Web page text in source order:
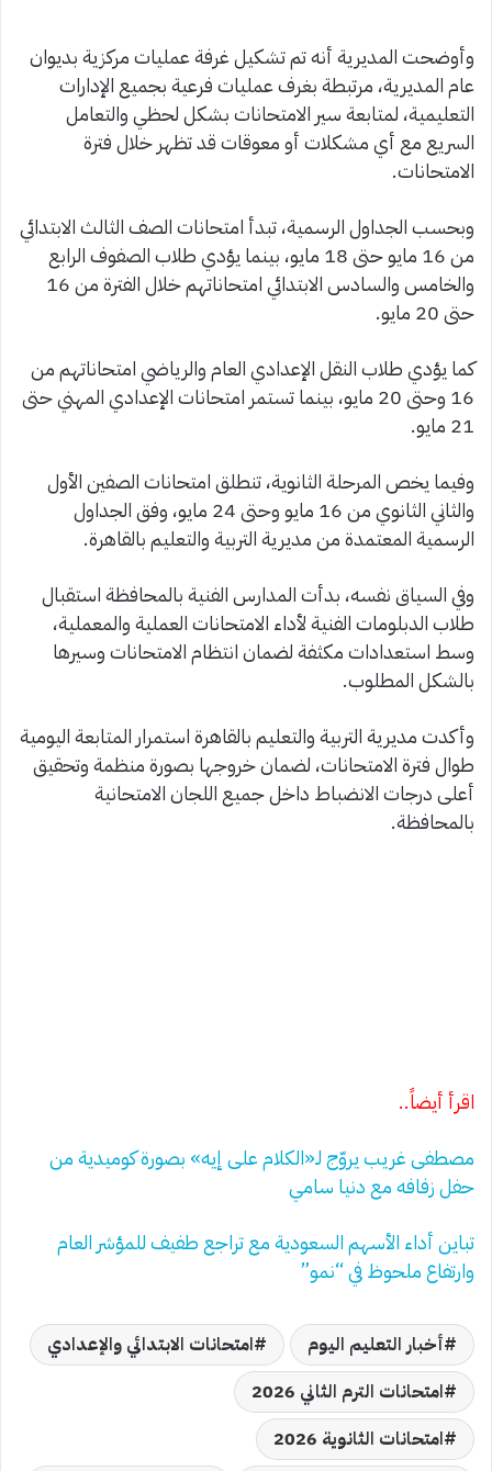
وأوضحت المديرية أنه تم تشكيل غرفة عمليات مركزية بديوان
عام المديرية، مرتبطة بغرف عمليات فرعية بجميع الإدارات
التعليمية، لمتابعة سير الامتحانات بشكل لحظي والتعامل
السريع مع أي مشكلات أو معوقات قد تظهر خلال فترة
الامتحانات.
وبحسب الجداول الرسمية، تبدأ امتحانات الصف الثالث الابتدائي
من 16 مايو حتى 18 مايو، بينما يؤدي طلاب الصفوف الرابع
والخامس والسادس الابتدائي امتحاناتهم خلال الفترة من 16
حتى 20 مايو.
كما يؤدي طلاب النقل الإعدادي العام والرياضي امتحاناتهم من
16 وحتى 20 مايو، بينما تستمر امتحانات الإعدادي المهني حتى
21 مايو.
وفيما يخص المرحلة الثانوية، تنطلق امتحانات الصفين الأول
والثاني الثانوي من 16 مايو وحتى 24 مايو، وفق الجداول
الرسمية المعتمدة من مديرية التربية والتعليم بالقاهرة.
وفي السياق نفسه، بدأت المدارس الفنية بالمحافظة استقبال
طلاب الدبلومات الفنية لأداء الامتحانات العملية والمعملية،
وسط استعدادات مكثفة لضمان انتظام الامتحانات وسيرها
بالشكل المطلوب.
وأكدت مديرية التربية والتعليم بالقاهرة استمرار المتابعة اليومية
طوال فترة الامتحانات، لضمان خروجها بصورة منظمة وتحقيق
أعلى درجات الانضباط داخل جميع اللجان الامتحانية
بالمحافظة.
اقرأ أيضاً..
مصطفى غريب يروّج لـ«الكلام على إيه» بصورة كوميدية من
حفل زفافه مع دنيا سامي
تباين أداء الأسهم السعودية مع تراجع طفيف للمؤشر العام
وارتفاع ملحوظ في “نمو”
أخبار التعليم اليوم
امتحانات الابتدائي والإعدادي
امتحانات الترم الثاني 2026
امتحانات الثانوية 2026